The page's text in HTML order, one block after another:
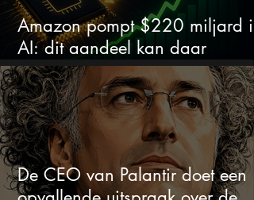
Amazon pompt $220 miljard in
AI: dit aandeel kan daar
explosief van profiteren
De CEO van Palantir doet een